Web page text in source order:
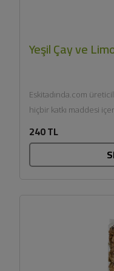
Yeşil Çay ve
Eskitadında.com
hiçbir katkı maddesi
240 TL